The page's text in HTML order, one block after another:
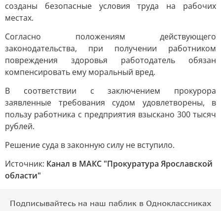
созданы безопасные условия труда на рабочих
местах.
Согласно положениям действующего
законодательства, при получении работником
повреждения здоровья работодатель обязан
компенсировать ему моральный вред.
В соответствии с заключением прокурора
заявленные требования судом удовлетворены, в
пользу работника с предприятия взыскано 300 тысяч
рублей.
Решение суда в законную силу не вступило.
Источник: Канал в МАКС "Прокуратура Ярославской
области"
Подписывайтесь на наш паблик в Одноклассниках